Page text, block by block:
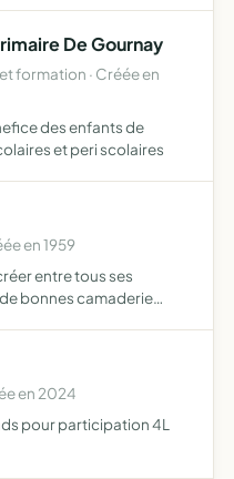
De Gournay
formation · Créée en
des enfants de
et peri scolaires
en 1959
entre tous ses
bonnes camaderie
en 2024
pour participation 4L